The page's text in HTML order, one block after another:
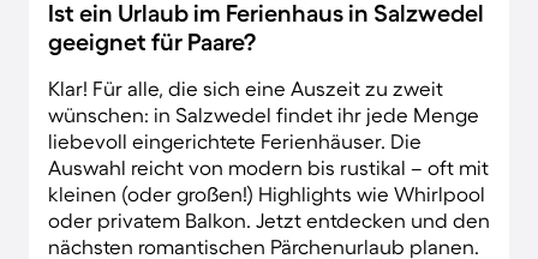
Ist ein Urlaub im Ferienhaus in Salzwedel
geeignet für Paare?
Klar! Für alle, die sich eine Auszeit zu zweit
wünschen: in Salzwedel findet ihr jede Menge
liebevoll eingerichtete Ferienhäuser. Die
Auswahl reicht von modern bis rustikal – oft mit
kleinen (oder großen!) Highlights wie Whirlpool
oder privatem Balkon. Jetzt entdecken und den
nächsten romantischen Pärchenurlaub planen.